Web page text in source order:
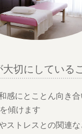
大切にしている
感にとことん向き
傾けます
ストレスとの関連